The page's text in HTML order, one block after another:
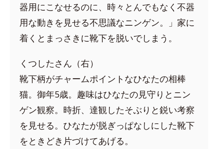
器用にこなせるのに、時々とんでもなく不器
用な動きを見せる不思議なニンゲン。」家に
着くとまっさきに靴下を脱いでしまう。
くつしたさん（右）
靴下柄がチャームポイントなひなたの相棒
猫。御年5歳。趣味はひなたの見守りとニン
ゲン観察。時折、達観したそぶりと鋭い考察
を見せる。ひなたが脱ぎっぱなしにした靴下
をときどき片づけてあげる。